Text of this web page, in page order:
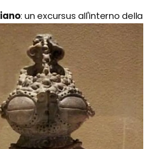
Imaging.: un excursus all'interno della